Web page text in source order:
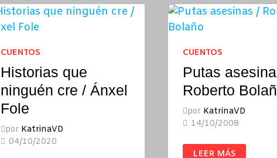
CUENTOS
Historias que
ninguén cre / Ánxel
Fole
por KatrinaVD
04/10/2020
CUENTOS
Putas
Roberto
por KatrinaVD
14/10/2008
PUTAS
LEER MÁS